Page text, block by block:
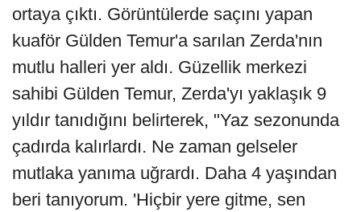
ortaya çıktı. Görüntülerde saçını yapan
kuaför Gülden Temur'a sarılan Zerda'nın
mutlu halleri yer aldı. Güzellik merkezi
sahibi Gülden Temur, Zerda'yı yaklaşık 9
yıldır tanıdığını belirterek, "Yaz sezonunda
çadırda kalırlardı. Ne zaman gelseler
mutlaka yanıma uğrardı. Daha 4 yaşından
beri tanıyorum. 'Hiçbir yere gitme, sen